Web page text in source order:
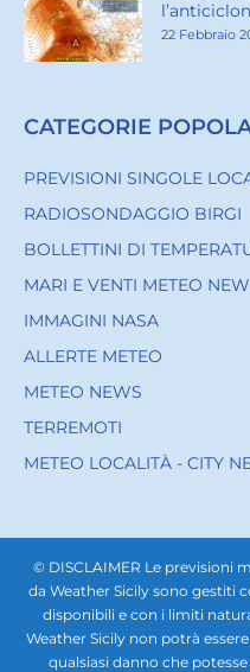
22 Febbraio
CATEGORIE
PREVISIONI SINGOLE
RADIOSONDAGGIO BIRGI
BOLLETTINI DI
MARI E VENTI METEO
IMMAGINI NASA
ALLERTE METEO
METEO NEWS
TERREMOTI
METEO LOCALITÀ - CITY
© DISCLAIMER Le previsioni
da Weather Sicily sono gestiti
disponibili e con i limiti
Weather Sicily non potrà
qualsiasi danno che